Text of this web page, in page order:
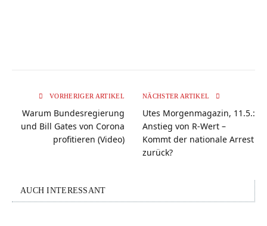
VORHERIGER ARTIKEL
Warum Bundesregierung
und Bill Gates von Corona
profitieren (Video)
NÄCHSTER ARTIKEL
Utes Morgenmagazin, 11.5.:
Anstieg von R-Wert –
Kommt der nationale Arrest
zurück?
AUCH INTERESSANT